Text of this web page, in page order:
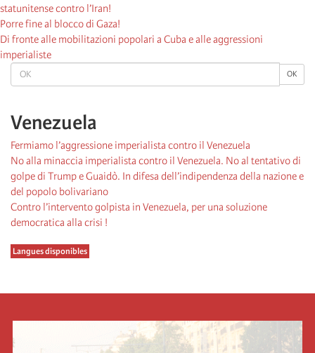
OK OK
Venezuela
Fermiamo l’aggressione imperialista contro il Venezuela
No alla minaccia imperialista contro il Venezuela. No al tentativo di
golpe di Trump e Guaidò. In difesa dell’indipendenza della nazione e
del popolo bolivariano
Contro l’intervento golpista in Venezuela, per una soluzione
democratica alla crisi !
Langues disponibles
statunitense contro l’Iran!
Porre fine al blocco di Gaza!
Di fronte alle mobilitazioni popolari a Cuba e alle aggressioni
imperialiste